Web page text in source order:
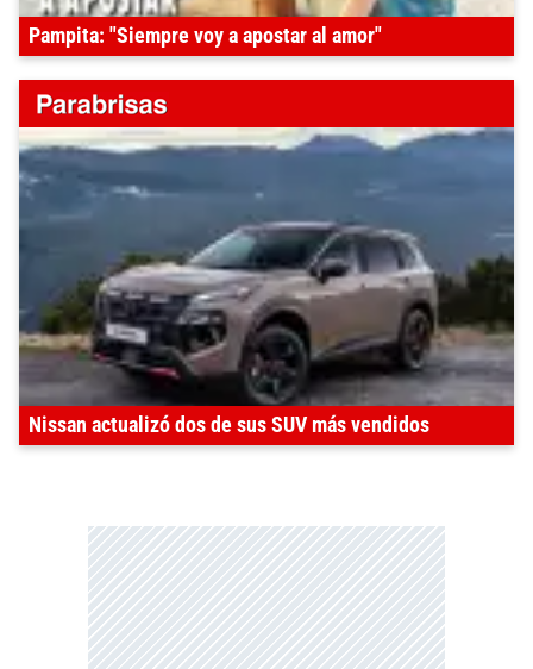
Pampita: "Siempre voy a apostar al amor"
Nissan actualizó dos de sus SUV más vendidos